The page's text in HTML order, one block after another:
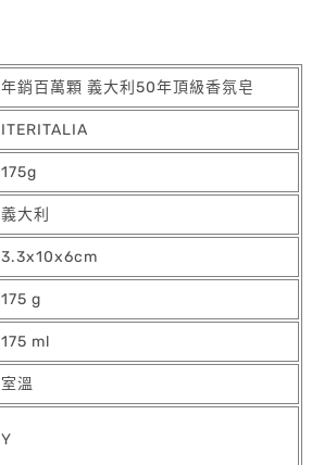
年銷百萬顆 義大利50年頂級香氛皂
ITERITALIA
175g
義大利
3.3x10x6cm
175 g
175 ml
室溫
Y